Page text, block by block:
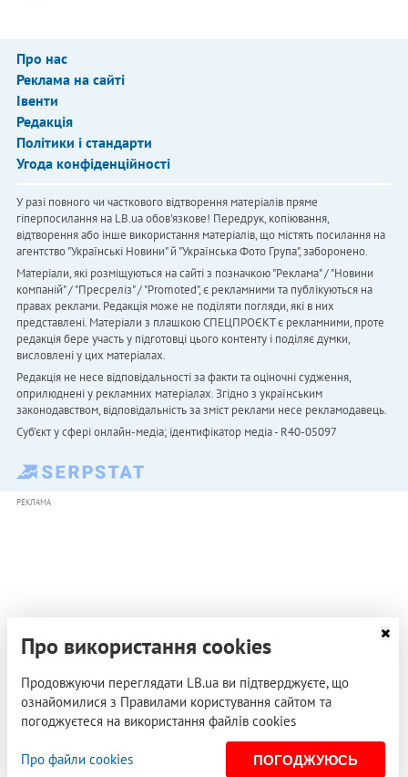
Про нас
Реклама на сайті
Івенти
Редакція
Політики і стандарти
Угода конфіденційності
У разі повного чи часткового відтворення матеріалів пряме
гіперпосилання на LB.ua обов'язкове! Передрук, копіювання,
відтворення або інше використання матеріалів, що містять посилання на
агентство "Українськi Новини" й "Українська Фото Група", заборонено.
Матеріали, які розміщуються на сайті з позначкою "Реклама" / "Новини
компаній" / "Пресреліз" / "Promoted", є рекламними та публікуються на
правах реклами. Редакція може не поділяти погляди, які в них
представлені. Матеріали з плашкою СПЕЦПРОЄКТ є рекламними, проте
редакція бере участь у підготовці цього контенту і поділяє думки,
висловлені у цих матеріалах.
Редакція не несе відповідальності за факти та оціночні судження,
оприлюднені у рекламних матеріалах. Згідно з українським
законодавством, відповідальність за зміст реклами несе рекламодавець.
Cуб'єкт у сфері онлайн-медіа; ідентифікатор медіа - R40-05097
РЕКЛАМА
Про використання cookies
Продовжуючи переглядати LB.ua ви підтверджуєте, що
ознайомилися з Правилами користування сайтом та
погоджуєтеся на використання файлів cookies
Про файли cookies ПОГОДЖУЮСЬ